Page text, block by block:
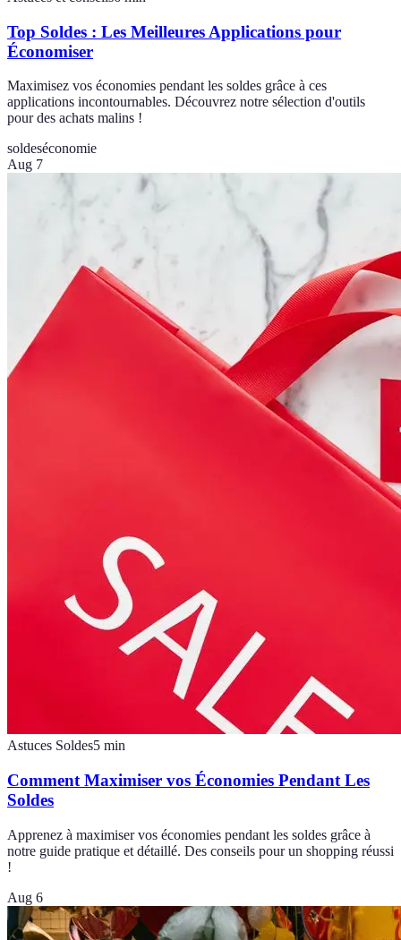
Top Soldes : Les Meilleures Applications pour
Économiser
Maximisez vos économies pendant les soldes grâce à ces
applications incontournables. Découvrez notre sélection d'outils
pour des achats malins !
soldeséconomie
Aug 7
Astuces Soldes5 min
Comment Maximiser vos Économies Pendant Les
Soldes
Apprenez à maximiser vos économies pendant les soldes grâce à
notre guide pratique et détaillé. Des conseils pour un shopping réussi
!
Aug 6